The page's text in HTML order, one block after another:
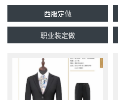
西服定做
职业装定做